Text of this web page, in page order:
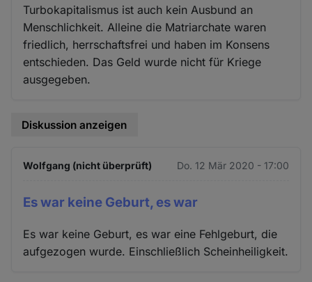
Turbokapitalismus ist auch kein Ausbund an
Menschlichkeit. Alleine die Matriarchate waren
friedlich, herrschaftsfrei und haben im Konsens
entschieden. Das Geld wurde nicht für Kriege
ausgegeben.
Diskussion anzeigen
Wolfgang (nicht überprüft) Do. 12 Mär 2020 - 17:00
Es war keine Geburt, es war
Es war keine Geburt, es war eine Fehlgeburt, die
aufgezogen wurde. Einschließlich Scheinheiligkeit.